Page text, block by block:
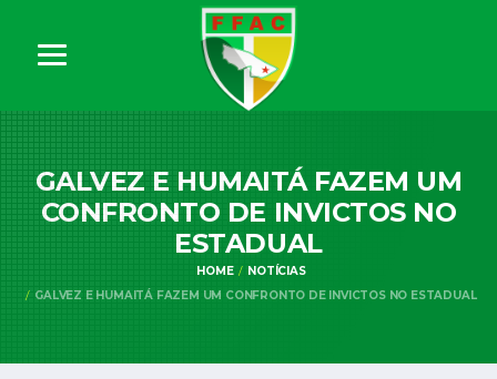
GALVEZ E HUMAITÁ FAZEM UM
CONFRONTO DE INVICTOS NO
ESTADUAL
HOME
NOTÍCIAS
GALVEZ E HUMAITÁ FAZEM UM CONFRONTO DE INVICTOS NO ESTADUAL